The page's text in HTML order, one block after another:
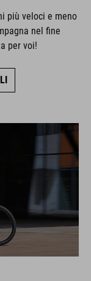
più veloci e meno
nel fine
per voi!